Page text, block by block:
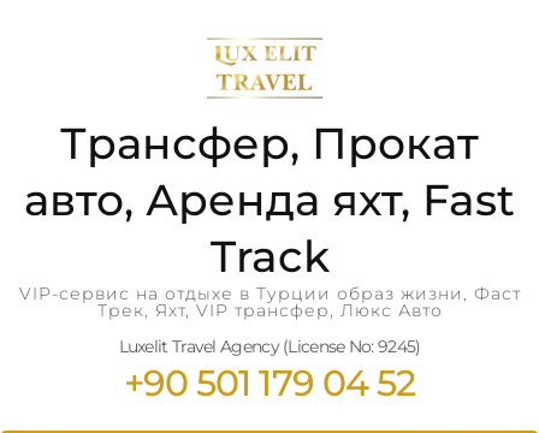
Трансфер, Прокат
авто, Аренда яхт, Fast
Track
VIP-сервис на отдыхе в Турции образ жизни, Фаст
Трек, Яхт, VIP трансфер, Люкс Авто
Luxelit Travel Agency (License No: 9245)
+90 501 179 04 52